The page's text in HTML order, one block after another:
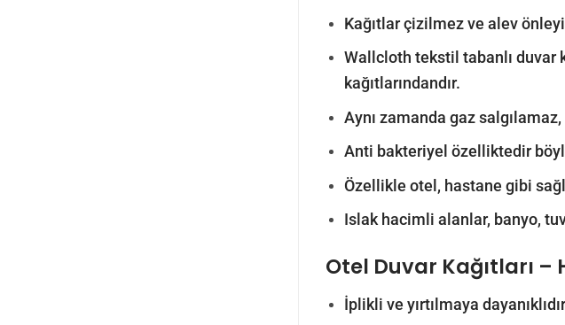
Kağıtlar çizilmez ve alev
Wallcloth tekstil tabanlı duvar
kağıtlarındandır.
Aynı zamanda gaz
Anti bakteriyel özelliktedir
Özellikle otel, hastane gibi
Islak hacimli alanlar, banyo,
Otel Duvar Kağıtları –
İplikli ve yırtılmaya